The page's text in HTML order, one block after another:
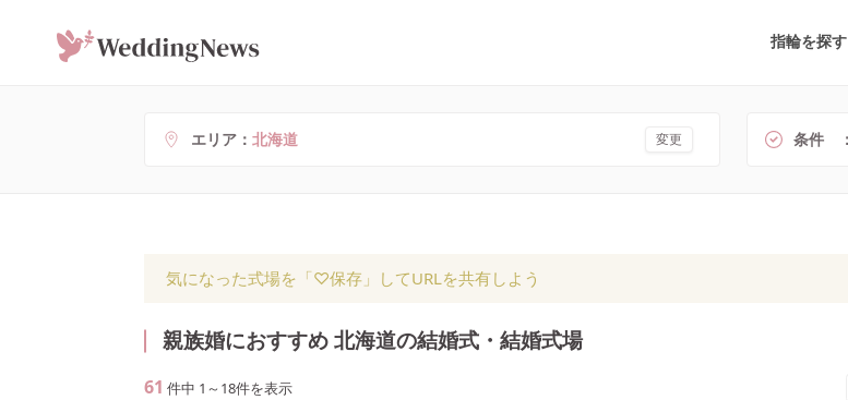
指輪を探す
エリア 北海道 変更 条件
気になった式場を「♡保存」してURLを共有しよう
親族婚におすすめ 北海道の結婚式・結婚式場
61 件中 1 ～ 18件を表示